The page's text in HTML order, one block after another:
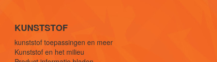
KUNSTSTOF
kunststof toepassingen en meer
Kunststof en het milieu